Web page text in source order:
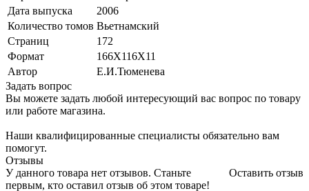
Дата выпуска
2006
Количество томов Вьетнамский
Страниц
172
Формат
166Х116Х11
Автор
Е.И.Тюменева
Задать вопрос
Вы можете задать любой интересующий вас вопрос по товару
или работе магазина.
Наши квалифицированные специалисты обязательно вам
помогут.
Отзывы
Оставить отзыв
У данного товара нет отзывов. Станьте
первым, кто оставил отзыв об этом товаре!